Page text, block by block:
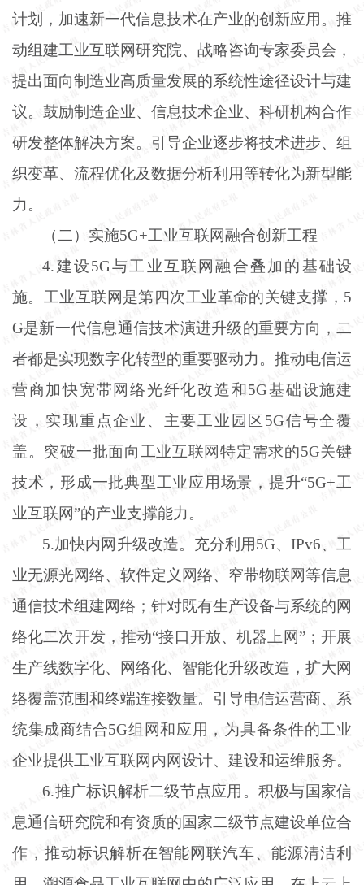
计划，加速新一代信息技术在产业的创新应用。推
动组建工业互联网研究院、战略咨询专家委员会，
提出面向制造业高质量发展的系统性途径设计与建
议。鼓励制造企业、信息技术企业、科研机构合作
研发整体解决方案。引导企业逐步将技术进步、组
织变革、流程优化及数据分析利用等转化为新型能
力。
（二）实施5G+工业互联网融合创新工程
4.建设5G与工业互联网融合叠加的基础设
施。工业互联网是第四次工业革命的关键支撑，5
G是新一代信息通信技术演进升级的重要方向，二
者都是实现数字化转型的重要驱动力。推动电信运
营商加快宽带网络光纤化改造和5G基础设施建
设，实现重点企业、主要工业园区5G信号全覆
盖。突破一批面向工业互联网特定需求的5G关键
技术，形成一批典型工业应用场景，提升“5G+工
业互联网”的产业支撑能力。
5.加快内网升级改造。充分利用5G、IPv6、工
业无源光网络、软件定义网络、窄带物联网等信息
通信技术组建网络；针对既有生产设备与系统的网
络化二次开发，推动“接口开放、机器上网”；开展
生产线数字化、网络化、智能化升级改造，扩大网
络覆盖范围和终端连接数量。引导电信运营商、系
统集成商结合5G组网和应用，为具备条件的工业
企业提供工业互联网内网设计、建设和运维服务。
6.推广标识解析二级节点应用。积极与国家信
息通信研究院和有资质的国家二级节点建设单位合
作，推动标识解析在智能网联汽车、能源清洁利